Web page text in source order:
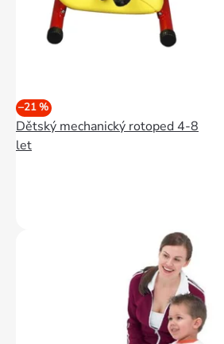
–21 %
Dětský mechanický rotoped 4-8
let